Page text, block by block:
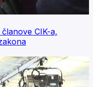
CIK-a,